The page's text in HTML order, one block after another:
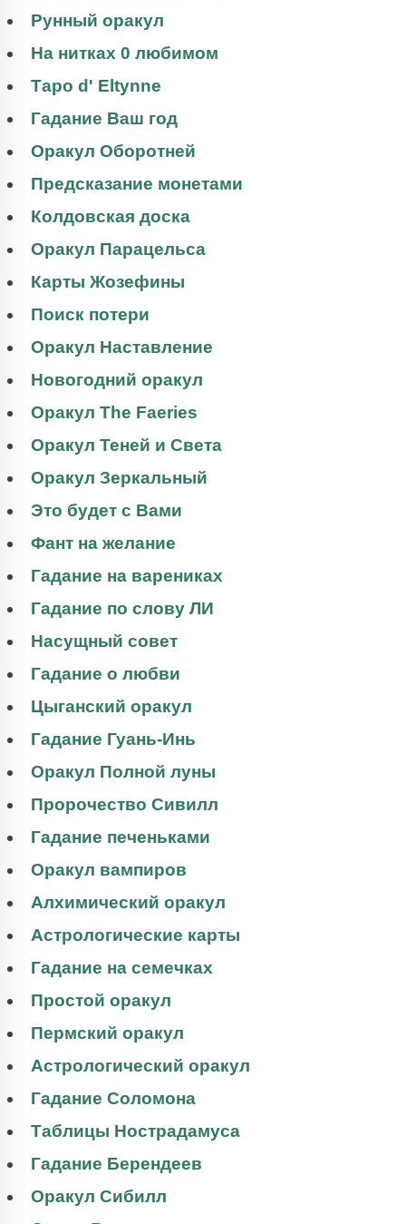
Рунный оракул
На нитках 0 любимом
Таро d' Eltynne
Гадание Ваш год
Оракул Оборотней
Предсказание монетами
Колдовская доска
Оракул Парацельса
Карты Жозефины
Поиск потери
Оракул Наставление
Новогодний оракул
Оракул The Faeries
Оракул Теней и Света
Оракул Зеркальный
Это будет с Вами
Фант на желание
Гадание на варениках
Гадание по слову ЛИ
Насущный совет
Гадание о любви
Цыганский оракул
Гадание Гуань-Инь
Оракул Полной луны
Пророчество Сивилл
Гадание печеньками
Оракул вампиров
Алхимический оракул
Астрологические карты
Гадание на семечках
Простой оракул
Пермский оракул
Астрологический оракул
Гадание Соломона
Таблицы Нострадамуса
Гадание Берендеев
Оракул Сибилл